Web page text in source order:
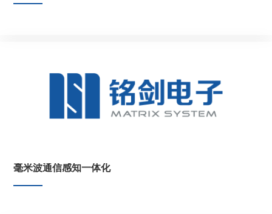
毫米波通信感知一体化